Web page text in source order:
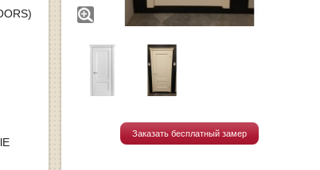
Заказать бесплатный замер